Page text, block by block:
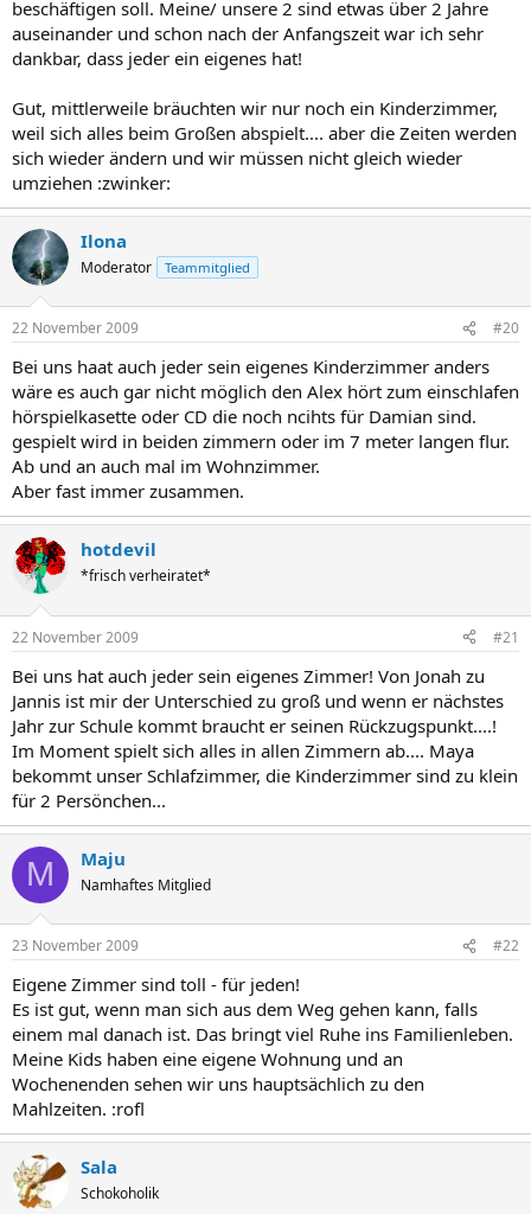
beschäftigen soll. Meine/ unsere 2 sind etwas über 2 Jahre
auseinander und schon nach der Anfangszeit war ich sehr
dankbar, dass jeder ein eigenes hat!
Gut, mittlerweile bräuchten wir nur noch ein Kinderzimmer,
weil sich alles beim Großen abspielt.... aber die Zeiten werden
sich wieder ändern und wir müssen nicht gleich wieder
umziehen :zwinker:
Ilona
Moderator Teammitglied
22 November 2009 #20
Bei uns haat auch jeder sein eigenes Kinderzimmer anders
wäre es auch gar nicht möglich den Alex hört zum einschlafen
hörspielkasette oder CD die noch ncihts für Damian sind.
gespielt wird in beiden zimmern oder im 7 meter langen flur.
Ab und an auch mal im Wohnzimmer.
Aber fast immer zusammen.
hotdevil
*frisch verheiratet*
22 November 2009 #21
Bei uns hat auch jeder sein eigenes Zimmer! Von Jonah zu
Jannis ist mir der Unterschied zu groß und wenn er nächstes
Jahr zur Schule kommt braucht er seinen Rückzugspunkt....!
Im Moment spielt sich alles in allen Zimmern ab.... Maya
bekommt unser Schlafzimmer, die Kinderzimmer sind zu klein
für 2 Persönchen...
M Maju
Namhaftes Mitglied
23 November 2009 #22
Eigene Zimmer sind toll - für jeden!
Es ist gut, wenn man sich aus dem Weg gehen kann, falls
einem mal danach ist. Das bringt viel Ruhe ins Familienleben.
Meine Kids haben eine eigene Wohnung und an
Wochenenden sehen wir uns hauptsächlich zu den
Mahlzeiten. :rofl
Sala
Schokoholik